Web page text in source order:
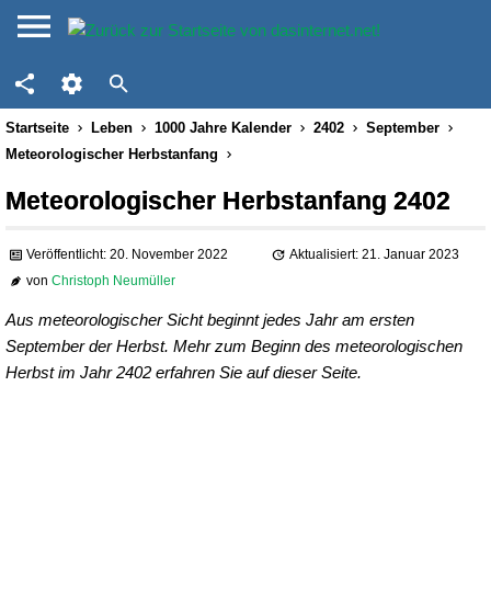
Startseite Leben 1000 Jahre Kalender 2402
September
Meteorologischer Herbstanfang
Meteorologischer Herbstanfang 2402
Veröffentlicht: 20. November 2022
Aktualisiert: 21. Januar 2023
vonChristoph Neumüller
Aus meteorologischer Sicht beginnt jedes Jahr am ersten
September der Herbst. Mehr zum Beginn des meteorologischen
Herbst im Jahr 2402 erfahren Sie auf dieser Seite.